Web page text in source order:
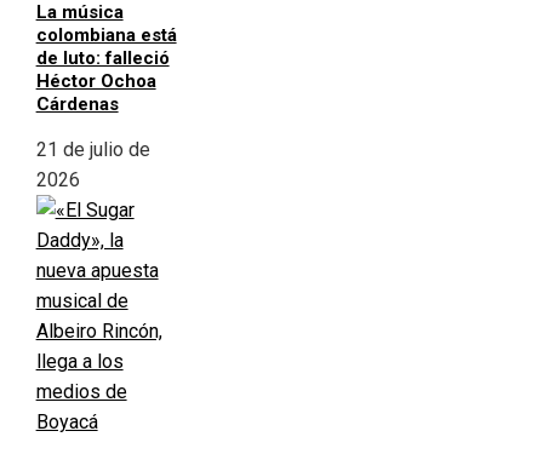
La música
colombiana está
de luto: falleció
Héctor Ochoa
Cárdenas
21 de julio de
2026